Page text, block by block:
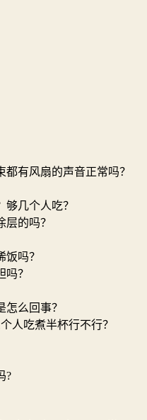
有风扇的声音正常吗？
几个人吃？
的吗？
吗？
？
么回事？
人吃煮半杯行不行？
?